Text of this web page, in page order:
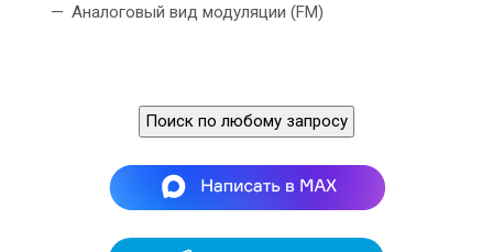
Аналоговый вид модуляции (FM)
Поиск по любому запросу